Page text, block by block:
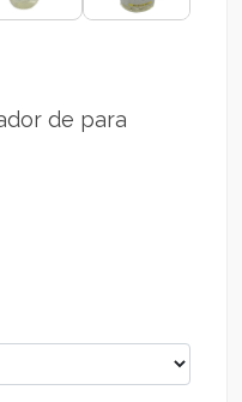
de para